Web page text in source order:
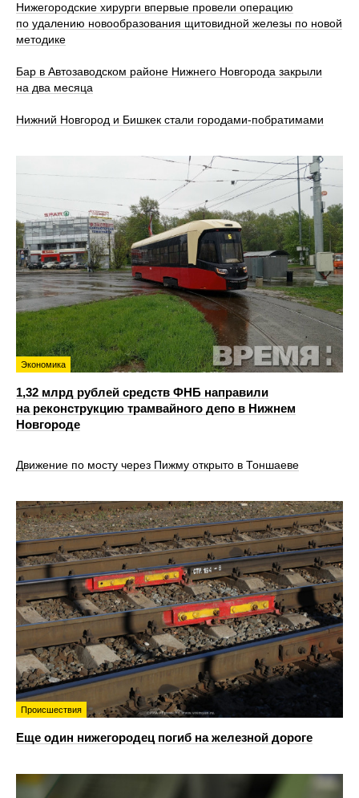
Нижегородские хирурги впервые провели операцию
по удалению новообразования щитовидной железы по новой
методике
Бар в Автозаводском районе Нижнего Новгорода закрыли
на два месяца
Нижний Новгород и Бишкек стали городами-побратимами
Экономика
1,32 млрд рублей средств ФНБ направили
на реконструкцию трамвайного депо в Нижнем
Новгороде
Движение по мосту через Пижму открыто в Тоншаеве
Происшествия
Еще один нижегородец погиб на железной дороге